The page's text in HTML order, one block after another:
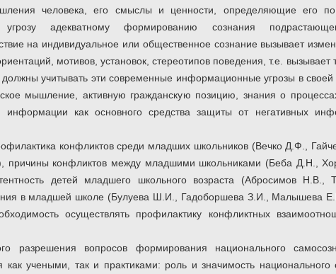
человека, его смыслы и ценности, определяющие его
угрозу адекватному формированию сознания
на индивидуальное или общественное сознание вызывает
мотивов, установок, стереотипов поведения, т.е.
учитывать эти современные информационные угрозы в своей
мышление, активную гражданскую позицию, знания о
информации как основного средства защиты от негативных
конфликтов среди младших школьников (Вечко Д.Ф.,
конфликтов между младшими школьниками (Беба Д.Н.,
детей младшего школьного возраста (Абросимов Н.В.,
в младшей школе (Булуева Ш.И., Гадоборшева З.И., Малышева
осуществлять профилактику конфликтных
разрешения вопросов формирования национального
как учеными, так и практиками: роль и значимость национального